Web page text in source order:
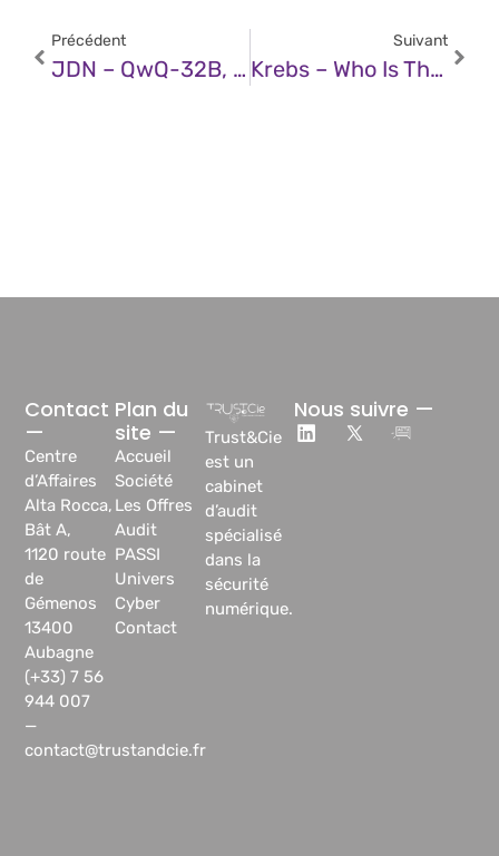
Précédent
JDN – QwQ-32B, Qwen Max… Quel Modèle Alibaba Cloud Pour Quel Usage ?
Suivant
Krebs – Who Is The DOGE And X Technician Branden Spikes?
Trust&Cie
est un
cabinet
d’audit
spécialisé
dans la
sécurité
numérique.
Plan du
site —
Accueil
Société
Les Offres
Audit
PASSI
Univers
Cyber
Contact
Contact
—
Centre
d’Affaires
Alta Rocca,
Bât A,
1120 route
de
Gémenos
13400
Aubagne
(+33) 7 56
944 007
—
contact@trustandcie.fr
Nous suivre —